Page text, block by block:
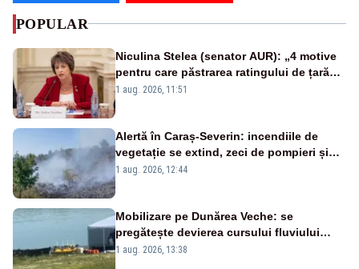
POPULAR
Niculina Stelea (senator AUR): „4 motive
pentru care păstrarea ratingului de țară
nu este o reușită pentru Guvernul
1 aug. 2026, 11:51
Alertă în Caraș-Severin: incendiile de
vegetație se extind, zeci de pompieri și
silvicultori se luptă cu flăcările - VIDEO
1 aug. 2026, 12:44
Mobilizare pe Dunărea Veche: se
pregătește devierea cursului fluviului
către Cernavodă – VIDEO
1 aug. 2026, 13:38